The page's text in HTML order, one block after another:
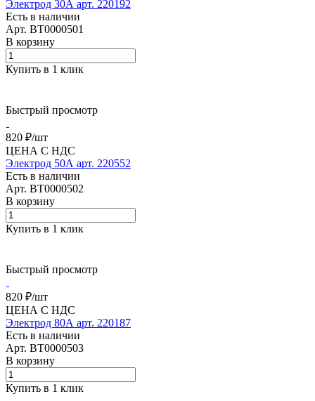
Электрод 30А арт. 220192
Есть в наличии
Арт. BT0000501
В корзину
Купить в 1 клик
Быстрый просмотр
820 ₽/шт
ЦЕНА С НДС
Электрод 50А арт. 220552
Есть в наличии
Арт. BT0000502
В корзину
Купить в 1 клик
Быстрый просмотр
820 ₽/шт
ЦЕНА С НДС
Электрод 80А арт. 220187
Есть в наличии
Арт. BT0000503
В корзину
Купить в 1 клик